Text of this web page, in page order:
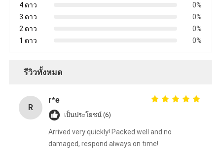
4 ดาว
0%
3 ดาว
0%
2 ดาว
0%
1 ดาว
0%
รีวิวทั้งหมด
R
r*e
เป็นประโยชน์ (6)
Arrived very quickly! Packed well and no
damaged, respond always on time!